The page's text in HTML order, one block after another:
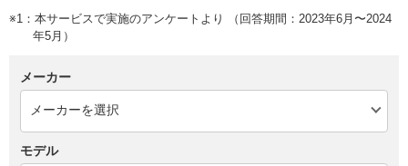
※1：本サービスで実施のアンケートより （回答期間：2023年6月〜2024
年5月）
メーカー
モデル